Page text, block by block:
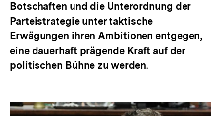
Botschaften und die Unterordnung der
Parteistrategie unter taktische
Erwägungen ihren Ambitionen entgegen,
eine dauerhaft prägende Kraft auf der
politischen Bühne zu werden.